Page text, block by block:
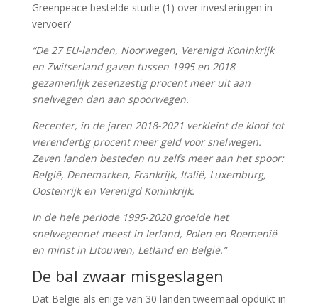
Greenpeace bestelde studie (1) over investeringen in
vervoer?
“De 27 EU-landen, Noorwegen, Verenigd Koninkrijk
en Zwitserland gaven tussen 1995 en 2018
gezamenlijk zesenzestig procent meer uit aan
snelwegen dan aan spoorwegen.
Recenter, in de jaren 2018-2021 verkleint de kloof tot
vierendertig procent meer geld voor snelwegen.
Zeven landen besteden nu zelfs meer aan het spoor:
België, Denemarken, Frankrijk, Italië, Luxemburg,
Oostenrijk en Verenigd Koninkrijk.
In de hele periode 1995-2020 groeide het
snelwegennet meest in Ierland, Polen en Roemenië
en minst in Litouwen, Letland en België.”
De bal zwaar misgeslagen
Dat België als enige van 30 landen tweemaal opduikt in